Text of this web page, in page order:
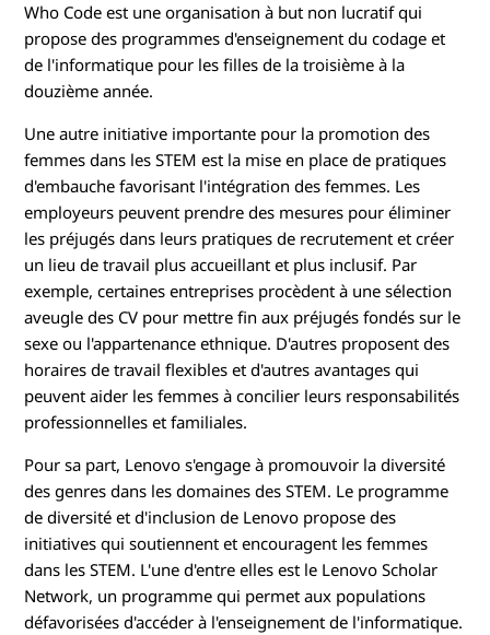
Who Code est une organisation à but non lucratif qui
propose des programmes d'enseignement du codage et
de l'informatique pour les filles de la troisième à la
douzième année.
Une autre initiative importante pour la promotion des
femmes dans les STEM est la mise en place de pratiques
d'embauche favorisant l'intégration des femmes. Les
employeurs peuvent prendre des mesures pour éliminer
les préjugés dans leurs pratiques de recrutement et créer
un lieu de travail plus accueillant et plus inclusif. Par
exemple, certaines entreprises procèdent à une sélection
aveugle des CV pour mettre fin aux préjugés fondés sur le
sexe ou l'appartenance ethnique. D'autres proposent des
horaires de travail flexibles et d'autres avantages qui
peuvent aider les femmes à concilier leurs responsabilités
professionnelles et familiales.
Pour sa part, Lenovo s'engage à promouvoir la diversité
des genres dans les domaines des STEM. Le programme
de diversité et d'inclusion de Lenovo propose des
initiatives qui soutiennent et encouragent les femmes
dans les STEM. L'une d'entre elles est le Lenovo Scholar
Network, un programme qui permet aux populations
défavorisées d'accéder à l'enseignement de l'informatique.